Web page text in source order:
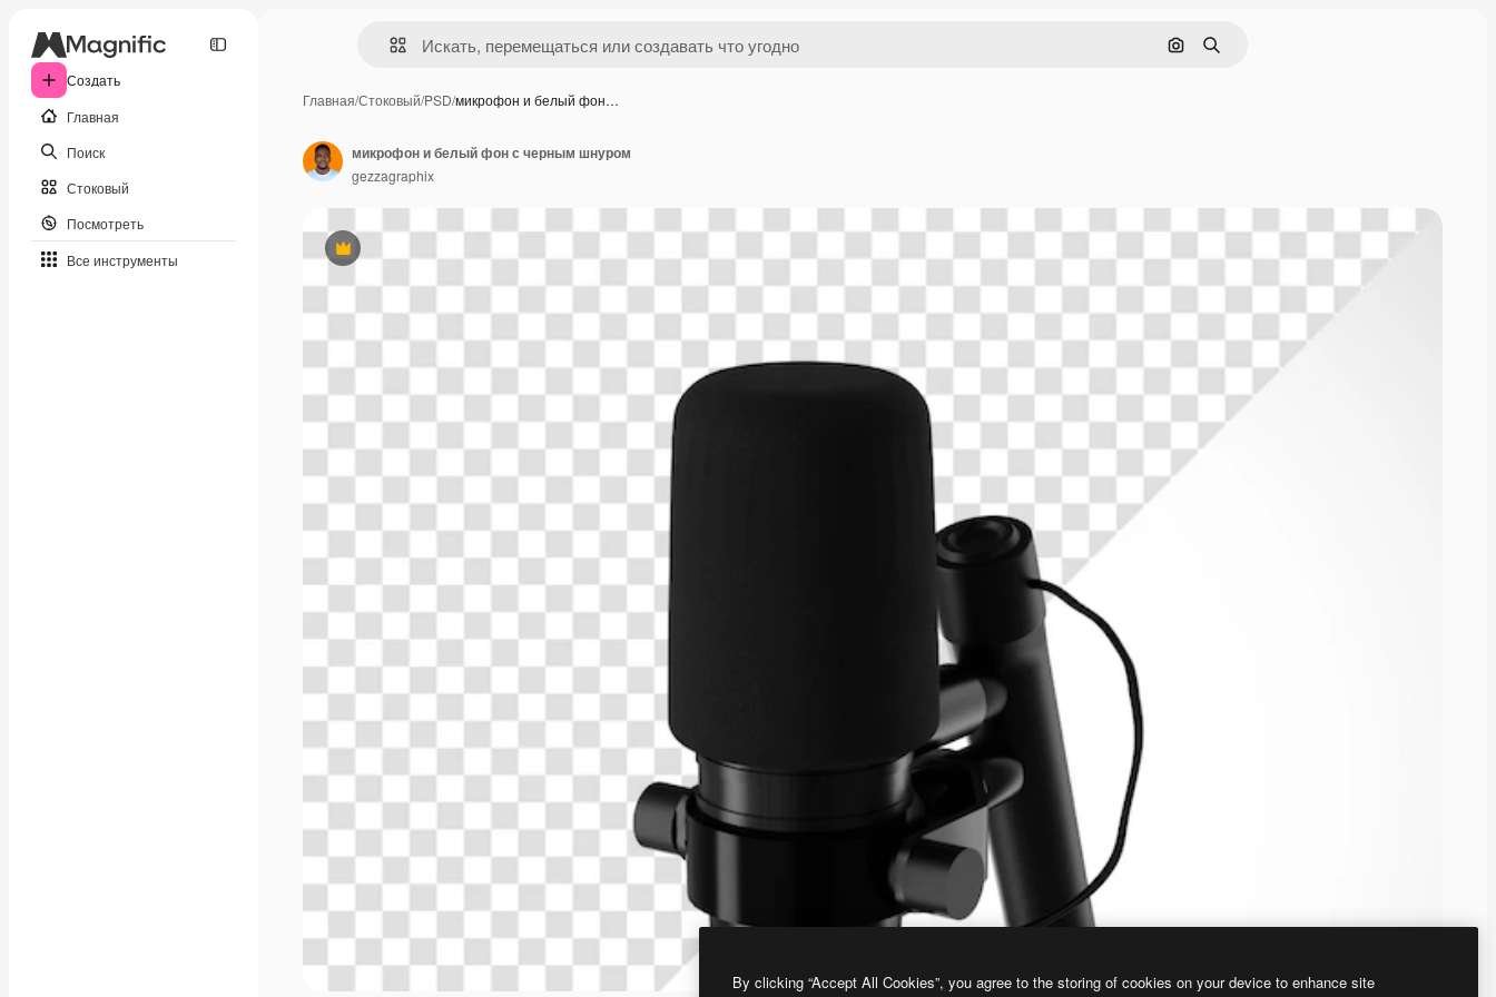
Создать
Главная
Поиск
Стоковый
Посмотреть
Все инструменты
Поиск по изображению
Поиск
Главная/Стоковый/PSD/микрофон и белый фон…
Премиум
микрофон и белый фон с черным шнуром
gezzagraphix
By clicking “Accept All Cookies”, you agree to the storing of cookies on your device to enhance site